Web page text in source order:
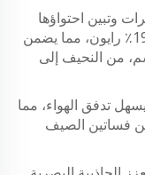
وتبين احتواؤها
على 7.8٪ سباندكس، و72.3٪ بوليستر، و19.9٪ رايون، مما يضمن
من النحيف إلى
تدفق الهواء، مما
فساتين الصيف